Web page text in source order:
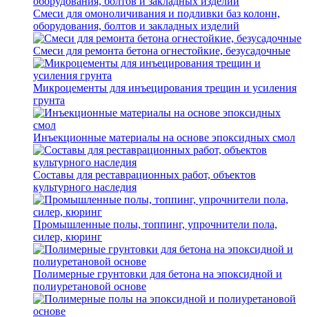
Смеси для омоноличивания и подливки баз колонн,
оборудования, болтов и закладных изделий
Смеси для ремонта бетона огнестойкие, безусадочные
Микроцементы для инъецирования трещин и усиления
грунта
Инъекционные материалы на основе эпоксидных смол
Составы для реставрационных работ, объектов
культурного наследия
Промышленные полы, топпинг, упрочнители пола,
силер, кюринг
Полимерные грунтовки для бетона на эпоксидной и
полиуретановой основе